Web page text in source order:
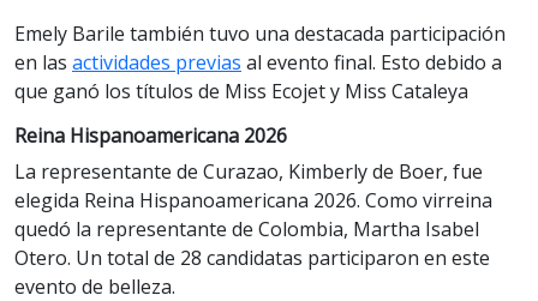
Emely Barile también tuvo una destacada participación
en las actividades previas al evento final. Esto debido a
que ganó los títulos de Miss Ecojet y Miss Cataleya
Reina Hispanoamericana 2026
La representante de Curazao, Kimberly de Boer, fue
elegida Reina Hispanoamericana 2026. Como virreina
quedó la representante de Colombia, Martha Isabel
Otero. Un total de 28 candidatas participaron en este
evento de belleza.